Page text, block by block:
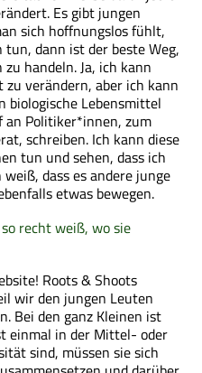
Es gibt jungen
sich hoffnungslos fühlt,
dann ist der beste Weg,
handeln. Ja, ich kann
verändern, aber ich kann
biologische Lebensmittel
an Politiker*innen, zum
schreiben. Ich kann diese
tun und sehen, dass ich
dass es andere junge
etwas bewegen.
recht weiß, wo sie
Roots & Shoots
wir den jungen Leuten
Bei den ganz Kleinen ist
einmal in der Mittel- oder
sind, müssen sie sich